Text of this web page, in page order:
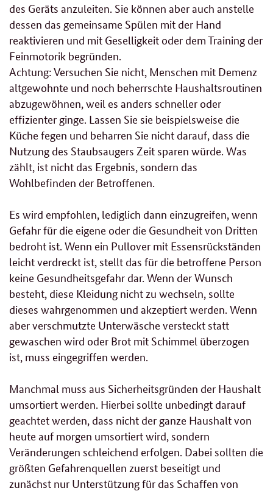
des Geräts anzuleiten. Sie können aber auch anstelle
dessen das gemeinsame Spülen mit der Hand
reaktivieren und mit Geselligkeit oder dem Training der
Feinmotorik begründen.
Achtung: Versuchen Sie nicht, Menschen mit Demenz
altgewohnte und noch beherrschte Haushaltsroutinen
abzugewöhnen, weil es anders schneller oder
effizienter ginge. Lassen Sie sie beispielsweise die
Küche fegen und beharren Sie nicht darauf, dass die
Nutzung des Staubsaugers Zeit sparen würde. Was
zählt, ist nicht das Ergebnis, sondern das
Wohlbefinden der Betroffenen.
Es wird empfohlen, lediglich dann einzugreifen, wenn
Gefahr für die eigene oder die Gesundheit von Dritten
bedroht ist. Wenn ein Pullover mit Essensrückständen
leicht verdreckt ist, stellt das für die betroffene Person
keine Gesundheitsgefahr dar. Wenn der Wunsch
besteht, diese Kleidung nicht zu wechseln, sollte
dieses wahrgenommen und akzeptiert werden. Wenn
aber verschmutzte Unterwäsche versteckt statt
gewaschen wird oder Brot mit Schimmel überzogen
ist, muss eingegriffen werden.
Manchmal muss aus Sicherheitsgründen der Haushalt
umsortiert werden. Hierbei sollte unbedingt darauf
geachtet werden, dass nicht der ganze Haushalt von
heute auf morgen umsortiert wird, sondern
Veränderungen schleichend erfolgen. Dabei sollten die
größten Gefahrenquellen zuerst beseitigt und
zunächst nur Unterstützung für das Schaffen von